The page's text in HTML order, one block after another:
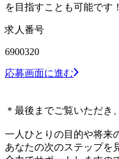
を目指すことも可能です！
求人番号
6900320
応募画面に進む
＊最後までご覧いただき
一人ひとりの目的や将来
あなたの次のステップを